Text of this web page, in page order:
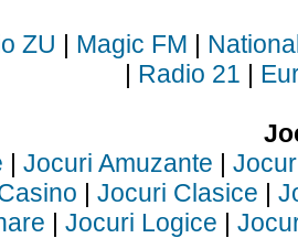
ZU | Magic FM |
| Radio 21 |
| Jocuri Amuzante |
| Jocuri Clasice |
| Jocuri Logice |